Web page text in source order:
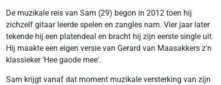
De muzikale reis van Sam (29) begon in 2012 toen hij
zichzelf gitaar leerde spelen en zangles nam. Vier jaar later
tekende hij een platendeal en bracht hij zijn eerste single uit.
Hij maakte een eigen versie van Gerard van Maasakkers z'n
klassieker 'Hee gaode mee'.
Sam krijgt vanaf dat moment muzikale versterking van zijn